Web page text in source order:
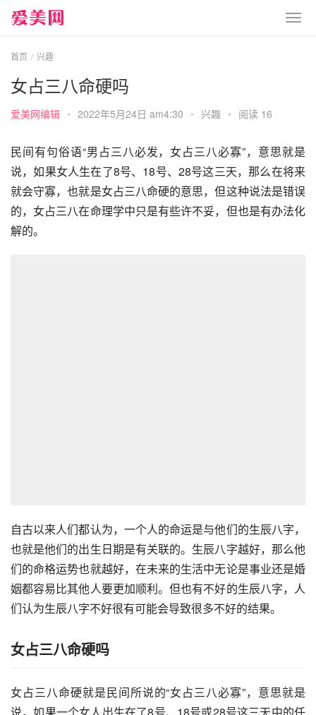
首页 兴趣
女占三八命硬吗
爱美网编辑 • 2022年5月24日 am4:30 • 兴趣 • 阅读 16
民间有句俗语“男占三八必发，女占三八必寡”，意思就是
说，如果女人生在了8号、18号、28号这三天，那么在将来
就会守寡，也就是女占三八命硬的意思，但这种说法是错误
的，女占三八在命理学中只是有些许不妥，但也是有办法化
解的。
自古以来人们都认为，一个人的命运是与他们的生辰八字，
也就是他们的出生日期是有关联的。生辰八字越好，那么他
们的命格运势也就越好，在未来的生活中无论是事业还是婚
姻都容易比其他人要更加顺利。但也有不好的生辰八字，人
们认为生辰八字不好很有可能会导致很多不好的结果。
女占三八命硬吗
女占三八命硬就是民间所说的“女占三八必寡”，意思就是